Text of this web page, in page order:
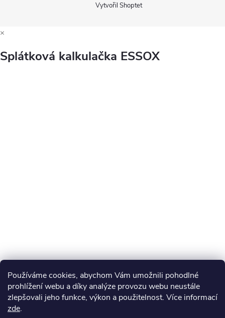
Používáme cookies, abychom Vám umožnili pohodlné
prohlížení webu a díky analýze provozu webu neustále
zlepšovali jeho funkce, výkon a použitelnost. Více informací
zde.
Vytvořil Shoptet
×
Splátková kalkulačka ESSOX